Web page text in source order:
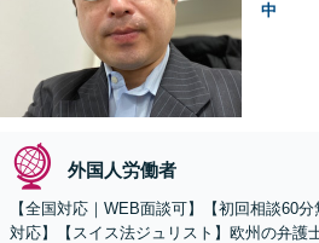
中
外国人労働者
【全国対応｜WEB面談可】【初回相談60
対応】【スイス法ジュリスト】欧州の弁護